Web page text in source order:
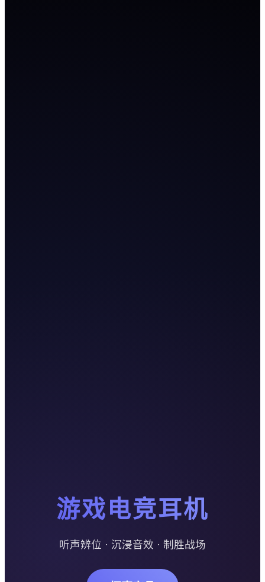
游戏电竞耳机
听声辨位 · 沉浸音效 · 制胜战场